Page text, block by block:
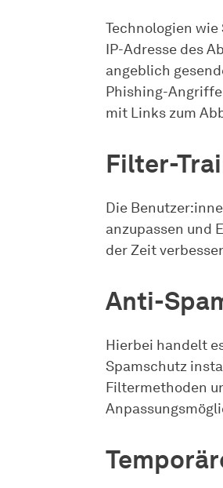
Technologien wie
IP-Adresse des
angeblich
Phishing-
mit Links zum
Filter-
Die
anzupassen und
der Zeit
Anti-
Hierbei handelt
Spamschutz
Filtermethoden